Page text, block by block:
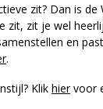
zit? Dan is
zit, zit je wel
en
.
Klik hiervoor